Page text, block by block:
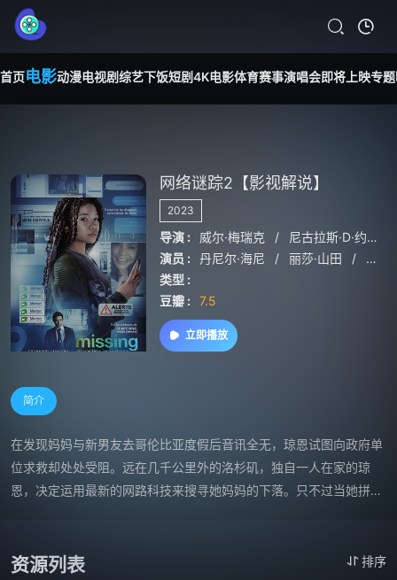
首页电影动漫电视剧综艺下饭短剧4K电影体育赛事演唱会即将上映专题
网络谜踪2【影视解说】
2023
导演 : 威尔·梅瑞克 /
尼古拉斯·D·约翰逊
演员 :
丹尼尔·海尼 / 丽莎·山田 /
乔昆
类型 :
豆瓣 :
7.5
立即播放
简介
在发现妈妈与新男友去哥伦比亚度假后音讯全无，琼恩试图向政府单
位求救却处处受阻。远在几千公里外的洛杉矶，独自一人在家的琼
恩，决定运用最新的网路科技来搜寻她妈妈的下落。只不过当她拼凑
资源列表 排序